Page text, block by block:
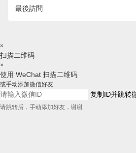
最後訪問
×
扫描二维码
×
使用 WeChat 扫描二维码
或手动添加微信好友
复制ID并跳转
请跳转后，手动添加好友，谢谢